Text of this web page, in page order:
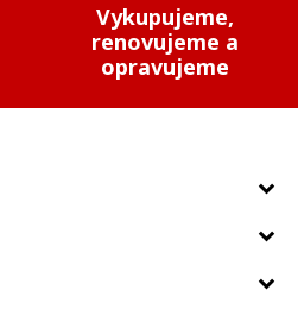
Vykupujeme,
renovujeme a
opravujeme